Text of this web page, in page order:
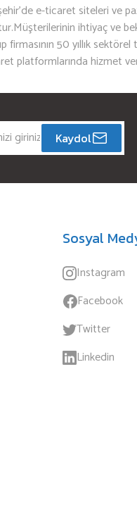
e-ticaret siteleri ve
ihtiyaç ve
50 yıllık
platformlarında hizmet
Kaydol
Sosyal
Instagram
Facebook
Twitter
Linkedin